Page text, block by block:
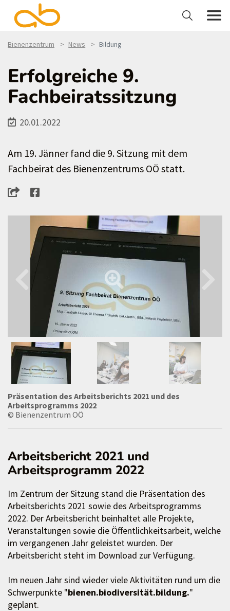
Bienenzentrum News Bildung
Erfolgreiche 9.
Fachbeiratssitzung
20.01.2022
Am 19. Jänner fand die 9. Sitzung mit dem
Fachbeirat des Bienenzentrums OÖ statt.
Präsentation des Arbeitsberichts 2021 und des
Arbeitsprogramms 2022
© Bienenzentrum OÖ
Arbeitsbericht 2021 und
Arbeitsprogramm 2022
Im Zentrum der Sitzung stand die Präsentation des
Arbeitsberichts 2021 sowie des Arbeitsprogramms
2022. Der Arbeitsbericht beinhaltet alle Projekte,
Veranstaltungen sowie die Öffentlichkeitsarbeit, welche
im vergangenen Jahr geleistet wurden. Der
Arbeitsbericht steht im Download zur Verfügung.
Im neuen Jahr sind wieder viele Aktivitäten rund um die
Schwerpunkte "bienen.biodiversität.bildung."
geplant.